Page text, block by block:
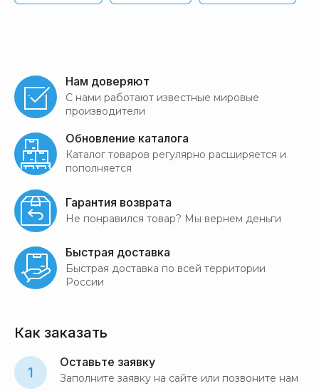
Нам доверяют
С нами работают известные мировые
производители
Обновление каталога
Каталог товаров регулярно расширяется и
пополняется
Гарантия возврата
Не понравился товар? Мы вернем деньги
Быстрая доставка
Быстрая доставка по всей территории
России
Как заказать
1
Оставьте заявку
Заполните заявку на сайте или позвоните нам